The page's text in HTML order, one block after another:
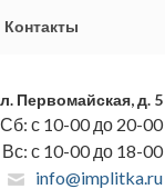
Контакты
Первомайская, д. 5
с 10-00 до 20-00
Вс: с 10-00 до 18-00
info@implitka.ru